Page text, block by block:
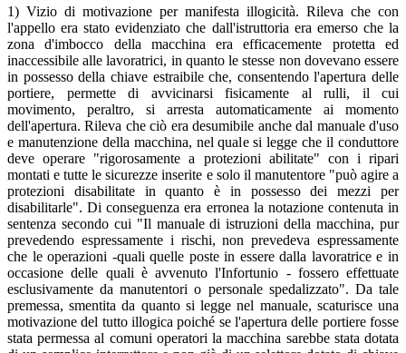
1) Vizio di motivazione per manifesta illogicità. Rileva che con
l'appello era stato evidenziato che dall'istruttoria era emerso che la
zona d'imbocco della macchina era efficacemente protetta ed
inaccessibile alle lavoratrici, in quanto le stesse non dovevano essere
in possesso della chiave estraibile che, consentendo l'apertura delle
portiere, permette di avvicinarsi fisicamente al rulli, il cui
movimento, peraltro, si arresta automaticamente ai momento
dell'apertura. Rileva che ciò era desumibile anche dal manuale d'uso
e manutenzione della macchina, nel quale si legge che il conduttore
deve operare "rigorosamente a protezioni abilitate" con i ripari
montati e tutte le sicurezze inserite e solo il manutentore "può agire a
protezioni disabilitate in quanto è in possesso dei mezzi per
disabilitarle". Di conseguenza era erronea la notazione contenuta in
sentenza secondo cui "Il manuale di istruzioni della macchina, pur
prevedendo espressamente i rischi, non prevedeva espressamente
che le operazioni -quali quelle poste in essere dalla lavoratrice e in
occasione delle quali è avvenuto l'Infortunio - fossero effettuate
esclusivamente da manutentori o personale spedalizzato". Da tale
premessa, smentita da quanto si legge nel manuale, scaturisce una
motivazione del tutto illogica poiché se l'apertura delle portiere fosse
stata permessa al comuni operatori la macchina sarebbe stata dotata